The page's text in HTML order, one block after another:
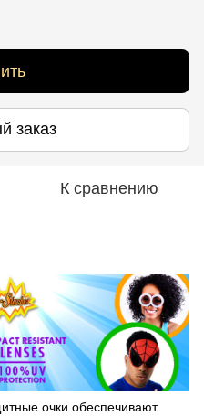
заказ
К сравнению
очки обеспечивают